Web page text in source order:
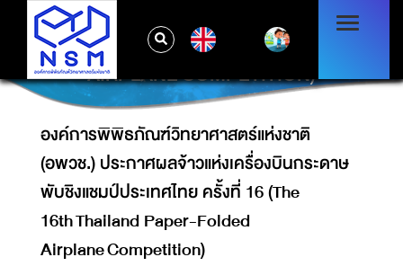
ประกาศผลจ้าวแห่งเครื่องบินกระดาษพับชิงแชมป์
ประเทศไทย ครั้งที่ 16 (THE 16TH THAILAND
PAPER-FOLDED
AIRPLANE COMPETITION)
องค์การพิพิธภัณฑ์วิทยาศาสตร์แห่งชาติ
(อพวช.) ประกาศผลจ้าวแห่งเครื่องบินกระดาษ
พับชิงแชมป์ประเทศไทย ครั้งที่ 16 (The
16th Thailand Paper-Folded
Airplane Competition)